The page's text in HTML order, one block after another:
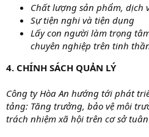
Chất lượng sản phẩm, dịch
Sự tiện nghi và tiện dụng
Lấy con người làm trọng
chuyên nghiệp trên tinh
4. CHÍNH SÁCH QUẢN LÝ
Công ty Hòa An hướng tới phát
tảng: Tăng trưởng, bảo vệ môi
trách nhiệm xã hội trên cơ sở